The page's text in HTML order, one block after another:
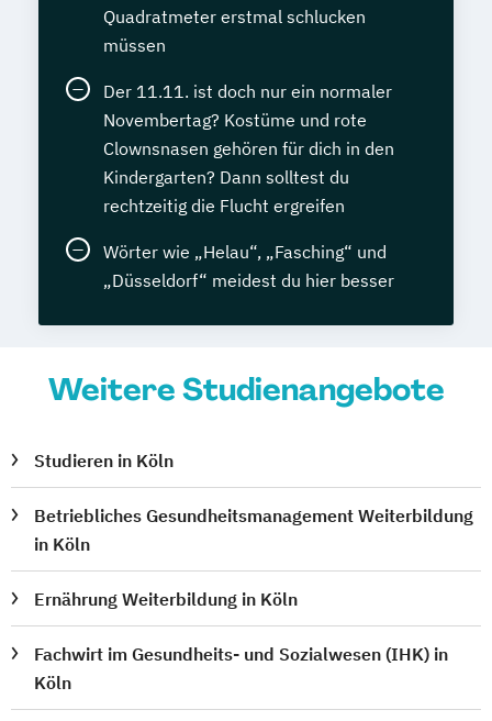
Quadratmeter erstmal schlucken
müssen
Der 11.11. ist doch nur ein normaler
Novembertag? Kostüme und rote
Clownsnasen gehören für dich in den
Kindergarten? Dann solltest du
rechtzeitig die Flucht ergreifen
Wörter wie „Helau“, „Fasching“ und
„Düsseldorf“ meidest du hier besser
Weitere Studienangebote
Studieren in Köln
Betriebliches Gesundheitsmanagement Weiterbildung
in Köln
Ernährung Weiterbildung in Köln
Fachwirt im Gesundheits- und Sozialwesen (IHK) in
Köln